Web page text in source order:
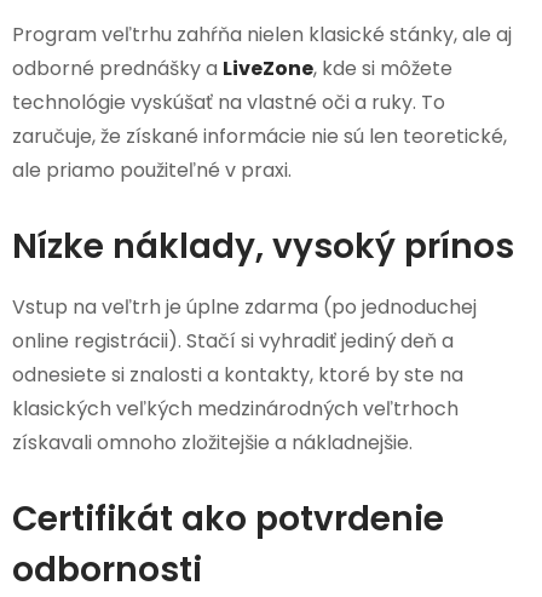
Program veľtrhu zahŕňa nielen klasické stánky, ale aj
odborné prednášky a LiveZone, kde si môžete
technológie vyskúšať na vlastné oči a ruky. To
zaručuje, že získané informácie nie sú len teoretické,
ale priamo použiteľné v praxi.
Nízke náklady, vysoký prínos
Vstup na veľtrh je úplne zdarma (po jednoduchej
online registrácii). Stačí si vyhradiť jediný deň a
odnesiete si znalosti a kontakty, ktoré by ste na
klasických veľkých medzinárodných veľtrhoch
získavali omnoho zložitejšie a nákladnejšie.
Certifikát ako potvrdenie
odbornosti